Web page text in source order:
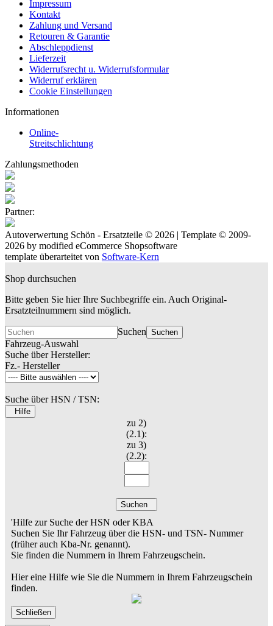
Impressum
Kontakt
Zahlung und Versand
Retouren & Garantie
Abschleppdienst
Lieferzeit
Widerrufsrecht u. Widerrufsformular
Widerruf erklären
Cookie Einstellungen
Informationen
Online-
Streitschlichtung
Zahlungsmethoden
Partner:
Autoverwertung Schön - Ersatzteile © 2026 | Template © 2009-
2026 by modified eCommerce Shopsoftware
template überarteitet von Software-Kern
Shop durchsuchen
Bitte geben Sie hier Ihre Suchbegriffe ein. Auch Original-
Ersatzteilnummern sind möglich.
Suchen Suchen
Fahrzeug-Auswahl
Suche über Hersteller:
Fz.- Hersteller
Suche über HSN / TSN:
Hilfe
zu 2)
(2.1):
zu 3)
(2.2):
Suchen
'Hilfe zur Suche der HSN oder KBA
Suchen Sie Ihr Fahrzeug über die HSN- und TSN- Nummer
(früher auch Kba-Nr. genannt).
Sie finden die Nummern in Ihrem Fahrzeugschein.
Hier eine Hilfe wie Sie die Nummern in Ihrem Fahrzeugschein
finden.
Schließen